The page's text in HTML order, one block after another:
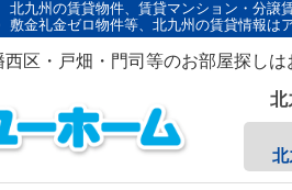
北九州の賃貸物件、賃貸マンション・分譲
敷金礼金ゼロ物件等、北九州の賃貸情報は
区・戸畑・門司等のお部屋探しは
北
北